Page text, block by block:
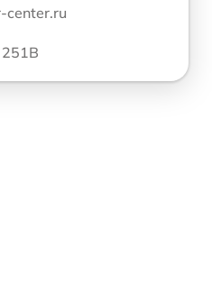
center.ru
251В